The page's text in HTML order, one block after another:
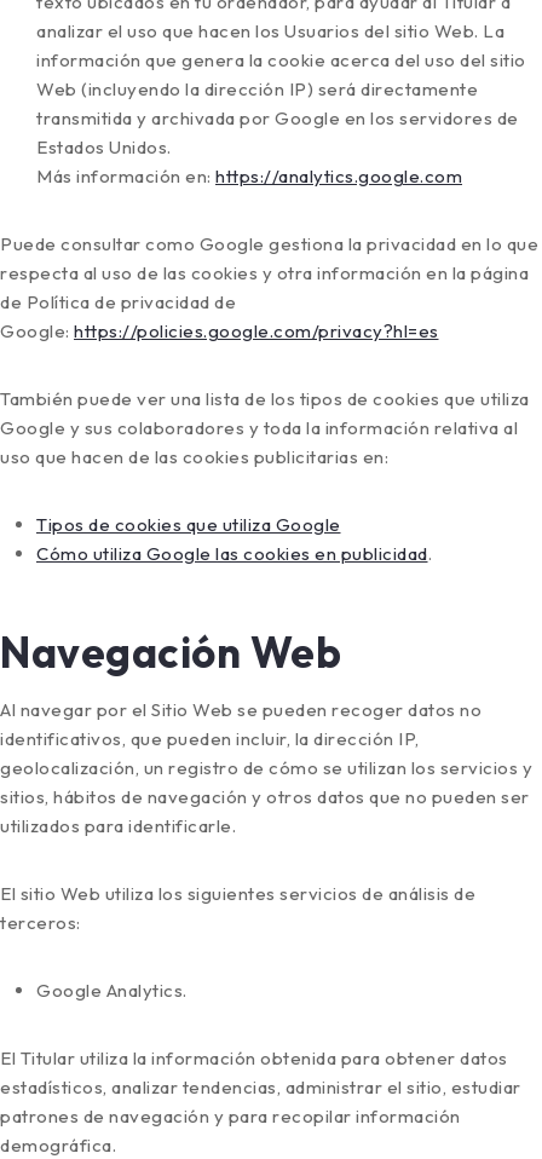
analizar el uso que hacen los Usuarios del sitio Web. La
información que genera la cookie acerca del uso del sitio
Web (incluyendo la dirección IP) será directamente
transmitida y archivada por Google en los servidores de
Estados Unidos.
Más información en: https://analytics.google.com
Puede consultar como Google gestiona la privacidad en lo que
respecta al uso de las cookies y otra información en la página
de Política de privacidad de
Google: https://policies.google.com/privacy?hl=es
También puede ver una lista de los tipos de cookies que utiliza
Google y sus colaboradores y toda la información relativa al
uso que hacen de las cookies publicitarias en:
Tipos de cookies que utiliza Google
Cómo utiliza Google las cookies en publicidad.
Navegación Web
Al navegar por el Sitio Web se pueden recoger datos no
identificativos, que pueden incluir, la dirección IP,
geolocalización, un registro de cómo se utilizan los servicios y
sitios, hábitos de navegación y otros datos que no pueden ser
utilizados para identificarle.
El sitio Web utiliza los siguientes servicios de análisis de
terceros:
Google Analytics.
El Titular utiliza la información obtenida para obtener datos
estadísticos, analizar tendencias, administrar el sitio, estudiar
patrones de navegación y para recopilar información
demográfica.